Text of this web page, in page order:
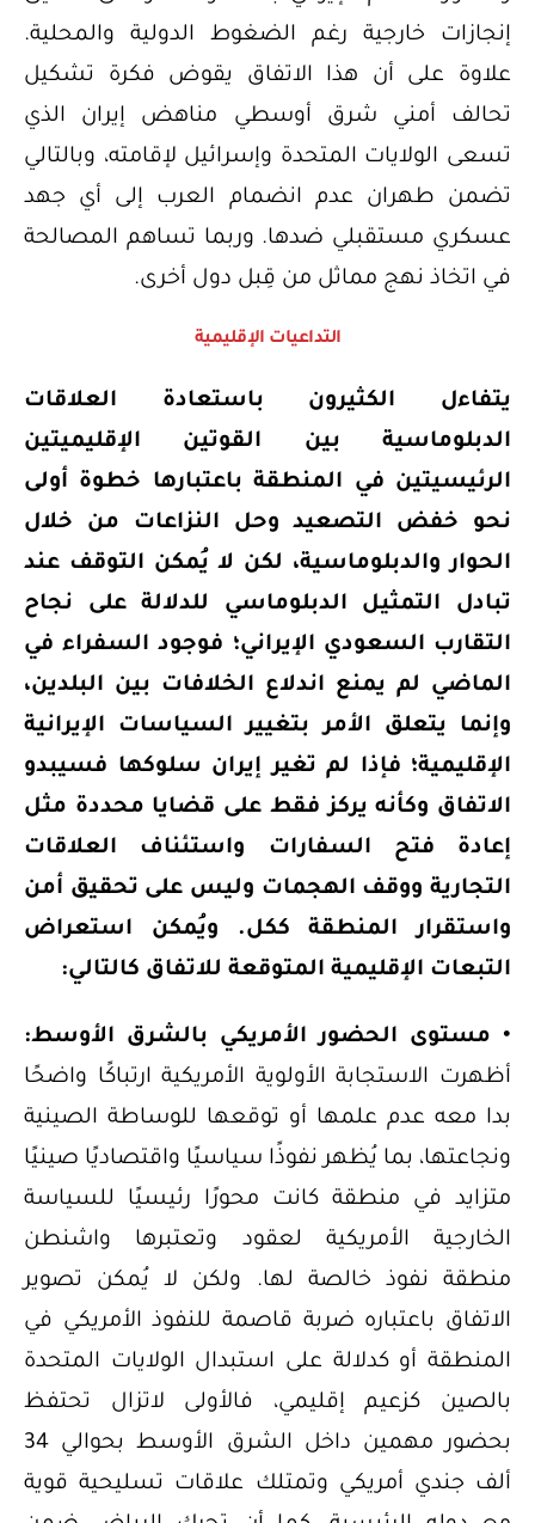
إنجازات خارجية رغم الضغوط الدولية والمحلية.
علاوة على أن هذا الاتفاق يقوض فكرة تشكيل
تحالف أمني شرق أوسطي مناهض إيران الذي
تسعى الولايات المتحدة وإسرائيل لإقامته، وبالتالي
تضمن طهران عدم انضمام العرب إلى أي جهد
عسكري مستقبلي ضدها. وربما تساهم المصالحة
في اتخاذ نهج مماثل من قِبل دول أخرى.
التداعيات الإقليمية
يتفاءل الكثيرون باستعادة العلاقات
الدبلوماسية بين القوتين الإقليميتين
الرئيسيتين في المنطقة باعتبارها خطوة أولى
نحو خفض التصعيد وحل النزاعات من خلال
الحوار والدبلوماسية، لكن لا يُمكن التوقف عند
تبادل التمثيل الدبلوماسي للدلالة على نجاح
التقارب السعودي الإيراني؛ فوجود السفراء في
الماضي لم يمنع اندلاع الخلافات بين البلدين،
وإنما يتعلق الأمر بتغيير السياسات الإيرانية
الإقليمية؛ فإذا لم تغير إيران سلوكها فسيبدو
الاتفاق وكأنه يركز فقط على قضايا محددة مثل
إعادة فتح السفارات واستئناف العلاقات
التجارية ووقف الهجمات وليس على تحقيق أمن
واستقرار المنطقة ككل. ويُمكن استعراض
التبعات الإقليمية المتوقعة للاتفاق كالتالي:
• مستوى الحضور الأمريكي بالشرق الأوسط:
أظهرت الاستجابة الأولوية الأمريكية ارتباكًا واضحًا
بدا معه عدم علمها أو توقعها للوساطة الصينية
ونجاعتها، بما يُظهر نفوذًا سياسيًا واقتصاديًا صينيًا
متزايد في منطقة كانت محورًا رئيسيًا للسياسة
الخارجية الأمريكية لعقود وتعتبرها واشنطن
منطقة نفوذ خالصة لها. ولكن لا يُمكن تصوير
الاتفاق باعتباره ضربة قاصمة للنفوذ الأمريكي في
المنطقة أو كدلالة على استبدال الولايات المتحدة
بالصين كزعيم إقليمي، فالأولى لاتزال تحتفظ
بحضور مهمين داخل الشرق الأوسط بحوالي 34
ألف جندي أمريكي وتمتلك علاقات تسليحية قوية